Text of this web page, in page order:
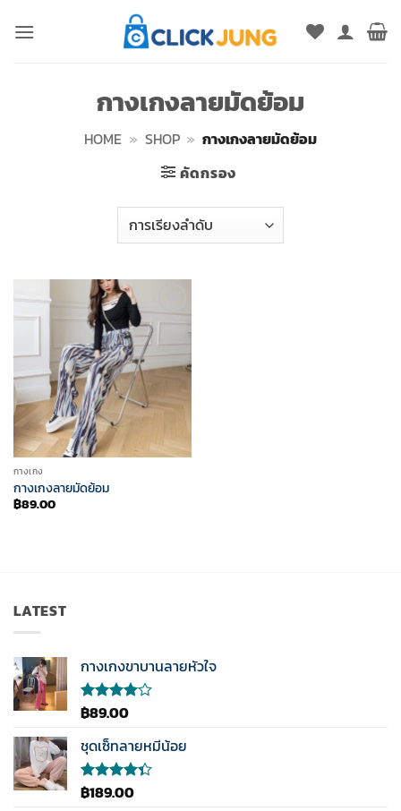
กางเกงลายมัดย้อม
HOME » SHOP » กางเกงลายมัดย้อม
คัดกรอง
Add to
wishlist
กางเกง
กางเกงลายมัดย้อม
฿89.00
LATEST
กางเกงขาบานลายหัวใจ
ให้
4.00
ตั้งแต่ 1-
5
คะแนน
฿89.00
ชุดเซ็ทลายหมีน้อย
ให้
฿189.00